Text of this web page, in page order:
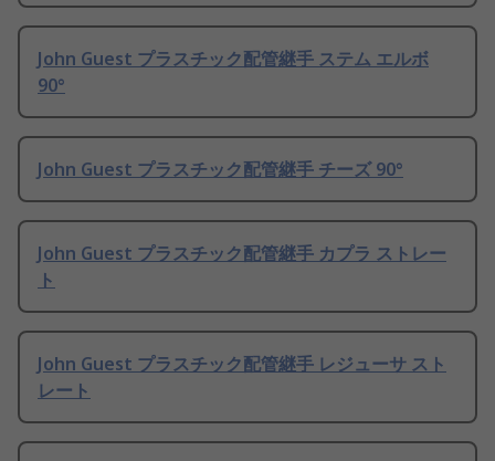
John Guest プラスチック配管継手 ステム エルボ
90°
John Guest プラスチック配管継手 チーズ 90°
John Guest プラスチック配管継手 カプラ ストレー
ト
John Guest プラスチック配管継手 レジューサ スト
レート